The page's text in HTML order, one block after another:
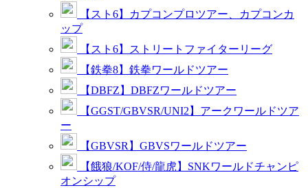
【スト6】カプコンプロツアー、カプコンカ
ップ
【スト6】ストリートファイターリーグ
【鉄拳8】鉄拳ワールドツアー
【DBFZ】DBFZワールドツアー
【GGST/GBVSR/UNI2】アークワールドツア
ー
【GBVSR】GBVSワールドツアー
【餓狼/KOF/侍/龍虎】SNKワールドチャンピ
オンシップ